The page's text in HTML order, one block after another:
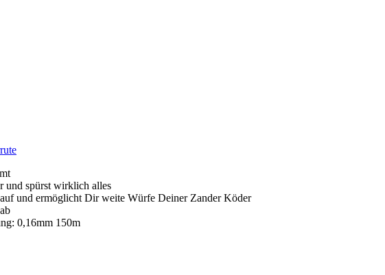
und spürst wirklich alles
und ermöglicht Dir weite Würfe Deiner Zander Köder
0,16mm 150m